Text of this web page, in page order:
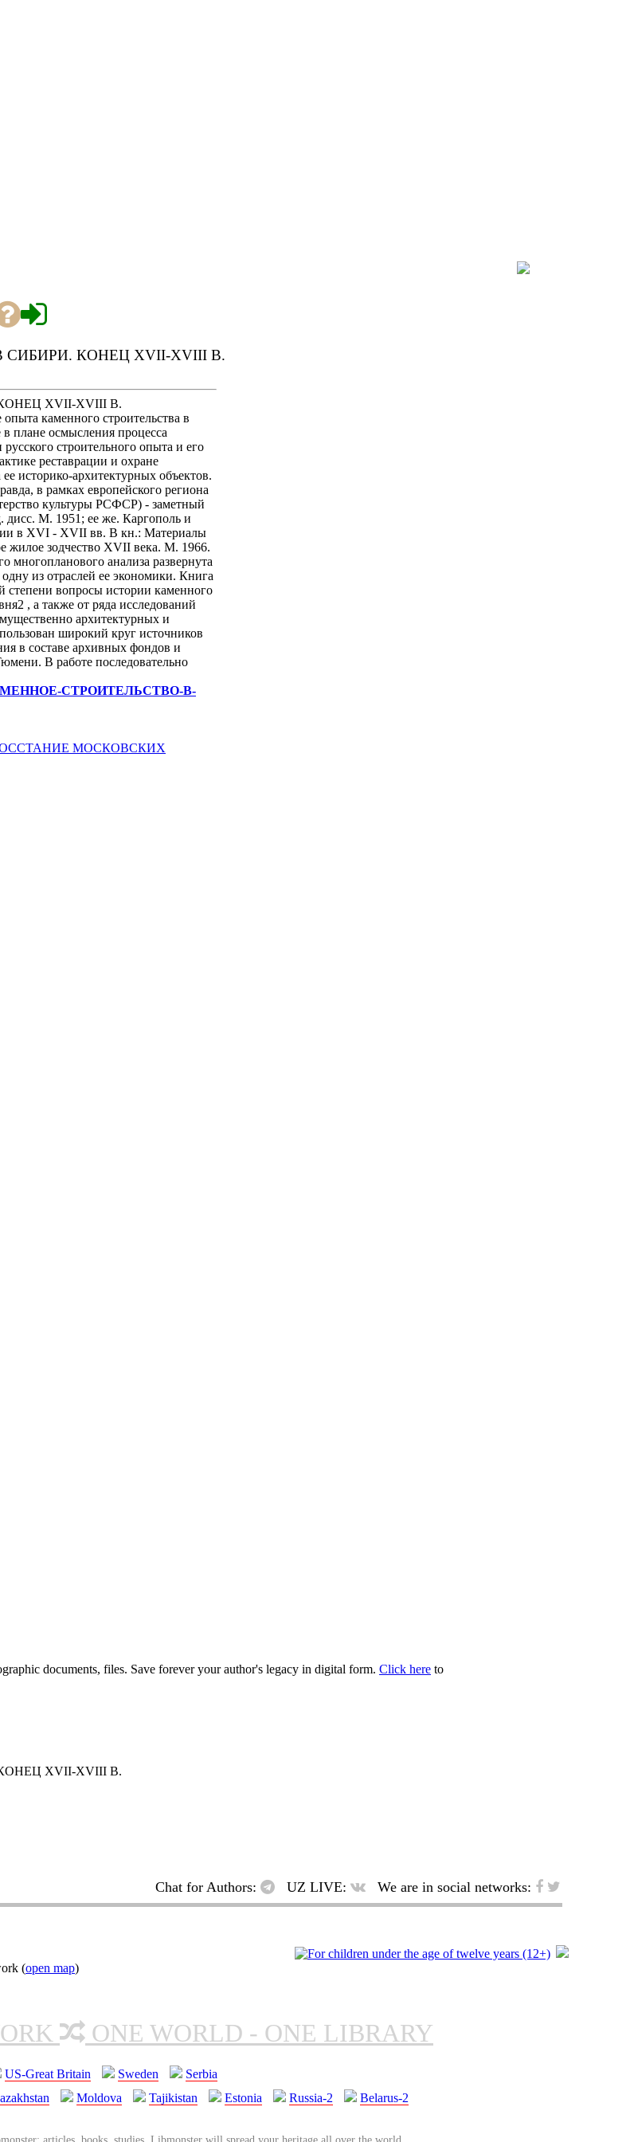
КОНЕЦ XVII-XVIII В.
XVII-XVIII В.
каменного строительства в
плане осмысления процесса
строительного опыта и его
реставрации и охране
историко-архитектурных объектов.
в рамках европейского региона
культуры РСФСР) - заметный
М. 1951; ее же. Каргополь и
в XVI - XVII вв. В кн.: Материалы
жилое зодчество XVII века. М. 1966.
многопланового анализа развернута
из отраслей ее экономики. Книга
степени вопросы истории каменного
, а также от ряда исследований
архитектурных и
широкий круг источников
в составе архивных фондов и
В работе последовательно
СТРОИТЕЛЬСТВО-В-
МОСКОВСКИХ
documents, files. Save forever your author's legacy in digital form. Click here to
XVII-XVIII В.
Chat for Authors: UZ LIVE: We are in social networks:
(open map)
ONE WORLD - ONE LIBRARY
US-Great Britain Sweden
Serbia
Moldova Tajikistan Estonia Russia-2 Belarus-2